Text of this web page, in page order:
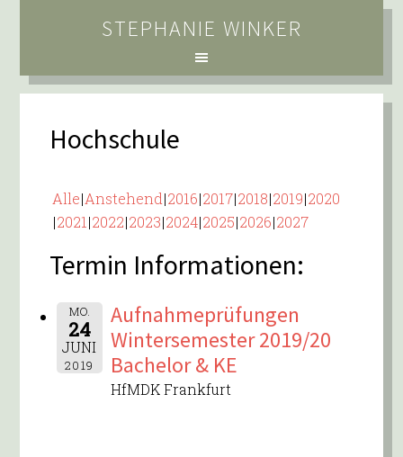
STEPHANIE WINKER
Hochschule
Alle Anstehend 2016 2017 2018 2019 2020
2021 2022 2023 2024 2025 2026 2027
Termin Informationen:
MO.
24
JUNI
2019
Aufnahmeprüfungen
Wintersemester 2019/20
Bachelor & KE
HfMDK Frankfurt